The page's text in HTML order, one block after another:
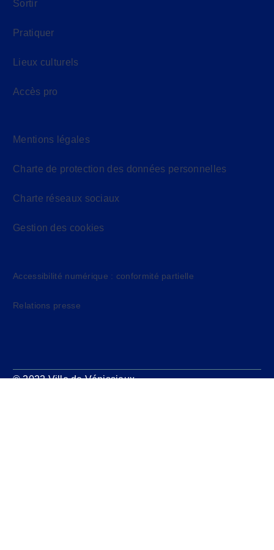
Sortir
Pratiquer
Lieux culturels
Accès pro
Mentions légales
Charte de protection des données personnelles
Charte réseaux sociaux
Gestion des cookies
Accessibilité numérique : conformité partielle
Relations presse
© 2022 Ville de Vénissieux